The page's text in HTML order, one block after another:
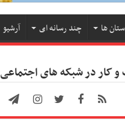
ها چند رسانه ای آرشیو
کار در شبکه های اجتماعی